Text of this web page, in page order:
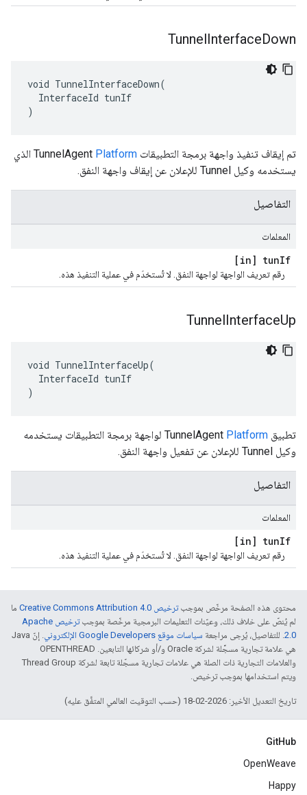
TunnelInterfaceDown
void TunnelInterfaceDown(
  InterfaceId tunIf
)
تم إيقاف تنفيذ واجهة برمجة التطبيقات TunnelAgent Platform
الذي
يستخدمه وكيل Tunnel للإعلان عن إيقاف واجهة النفق.
التفاصيل
المعلمات
[in] tunIf
رقم تعريف الواجهة لواجهة النفق. لا تُستخدَم في عملية التنفيذ هذه.
TunnelInterfaceUp
void TunnelInterfaceUp(
  InterfaceId tunIf
)
تطبيق TunnelAgent Platform
لواجهة برمجة التطبيقات يستخدمه
وكيل Tunnel للإعلان عن تفعيل واجهة النفق.
التفاصيل
المعلمات
[in] tunIf
رقم تعريف الواجهة لواجهة النفق. لا تُستخدَم في عملية التنفيذ هذه.
محتوى هذه الصفحة مرخّص بموجبترخيص Creative Commons Attribution 4.0‏
ما
لم يُنصّ على خلاف ذلك، وعيّنات التعليمات البرمجية مرخّصة بموجب
ترخيص Apache
2.0‏. للتفاصيل، يُرجى مراجعة سياسات موقع Google Developers الإلكتروني
. إنّ Java
هي علامة تجارية مسجَّلة لشركة Oracle و/أو شركائها التابعين. ‫OPENTHREAD
والعلامات التجارية ذات الصلة هي علامات تجارية مسجّلة تابعة لشركة Thread Group
ويتم استخدامها بموجب ترخيص.
تاريخ التعديل الأخير: 2026-02-18 (حسب التوقيت العالمي المتفَّق عليه)
GitHub
OpenWeave
Happy